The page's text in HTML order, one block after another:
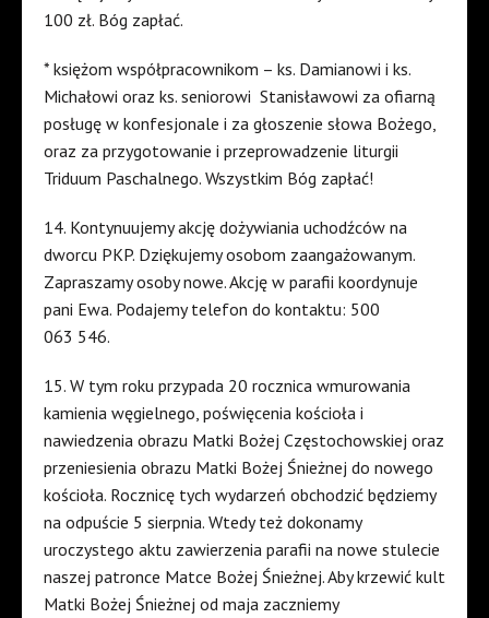
100 zł. Bóg zapłać.
* księżom współpracownikom – ks. Damianowi i ks.
Michałowi oraz ks. seniorowi Stanisławowi za ofiarną
posługę w konfesjonale i za głoszenie słowa Bożego,
oraz za przygotowanie i przeprowadzenie liturgii
Triduum Paschalnego. Wszystkim Bóg zapłać!
14. Kontynuujemy akcję dożywiania uchodźców na
dworcu PKP. Dziękujemy osobom zaangażowanym.
Zapraszamy osoby nowe. Akcję w parafii koordynuje
pani Ewa. Podajemy telefon do kontaktu: 500
063 546.
15. W tym roku przypada 20 rocznica wmurowania
kamienia węgielnego, poświęcenia kościoła i
nawiedzenia obrazu Matki Bożej Częstochowskiej oraz
przeniesienia obrazu Matki Bożej Śnieżnej do nowego
kościoła. Rocznicę tych wydarzeń obchodzić będziemy
na odpuście 5 sierpnia. Wtedy też dokonamy
uroczystego aktu zawierzenia parafii na nowe stulecie
naszej patronce Matce Bożej Śnieżnej. Aby krzewić kult
Matki Bożej Śnieżnej od maja zaczniemy